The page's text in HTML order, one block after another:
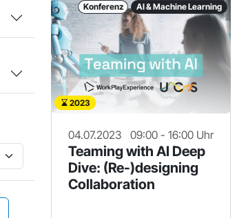
Konferenz AI & Machine Learning
2023
04.07.2023 09:00 - 16:00 Uhr
Teaming with AI Deep
Dive: (Re-)designing
Collaboration